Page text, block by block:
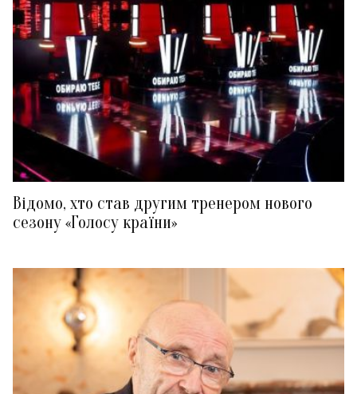
Відомо, хто став другим тренером нового
сезону «Голосу країни»